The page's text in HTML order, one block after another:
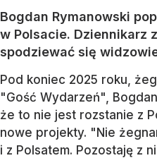
Bogdan Rymanowski
w Polsacie. Dziennikarz
spodziewać się
Pod koniec 2025 roku,
"Gość Wydarzeń",
że to nie jest rozstanie z
nowe projekty. "Nie
i z Polsatem. Pozostaję z